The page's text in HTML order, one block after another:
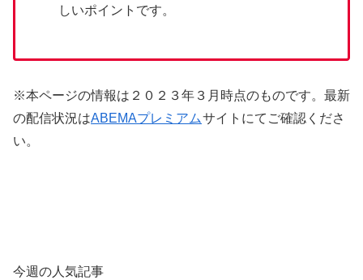
しいポイントです。
※本ページの情報は２０２３年３月時点のものです。最新
の配信状況はABEMAプレミアムサイトにてご確認くださ
い。
今週の人気記事